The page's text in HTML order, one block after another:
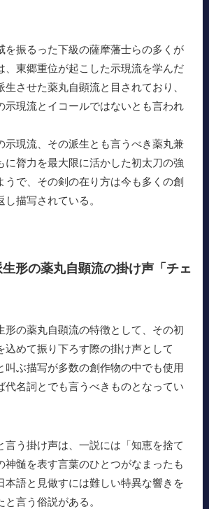
を振るった下級の薩摩藩士らの多くが
、東郷重位が起こした示現流を学んだ
させた薬丸自顕流と目されており、
示現流とイコールではないとも言われ
示現流、その派生とも言うべき薬丸兼
に膂力を最大限に活かした初太刀の強
うで、その剣の在り方は今も多くの創
描写されている。
形の薬丸自顕流の掛け声「チェ
形の薬丸自顕流の特徴として、その初
込めて振り下ろす際の掛け声として
叫ぶ描写が多数の創作物の中でも使用
代名詞とでも言うべきものとなってい
言う掛け声は、一説には「知恵を捨て
神髄を表す言葉のひとつがなまったも
本語と見做すには難しい特異な響きを
言う俗説がある。